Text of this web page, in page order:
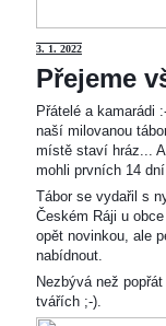
3. 1. 2022
Přejeme
Přátelé a kamarádi
naší milovanou
místě staví hráz...
mohli prvních 14
Tábor se vydařil s
Českém Ráji u
opět novinkou, ale
nabídnout.
Nezbývá než
tvářích ;-).